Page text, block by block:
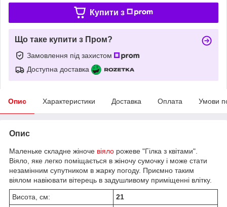
Купити з
Що таке купити з Пром?
Замовлення під захистом
Доступна доставка
Опис Характеристики Доставка Оплата Умови
Опис
Маленьке складне жіноче віяло рожеве "Гілка з квітами".
Віяло, яке легко поміщається в жіночу сумочку і може стати
незамінним супутником в жарку погоду. Приємно таким
віялом навіювати вітерець в задушливому приміщенні влітку.
Висота, см:
21